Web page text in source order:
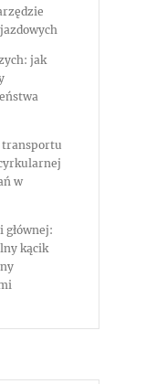
jak
transportu
w
głównej:
kącik